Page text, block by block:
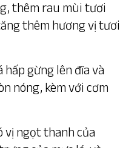
thêm rau mùi tươi
thêm hương vị tươi
hấp gừng lên đĩa và
nóng, kèm với cơm
vị ngọt thanh của